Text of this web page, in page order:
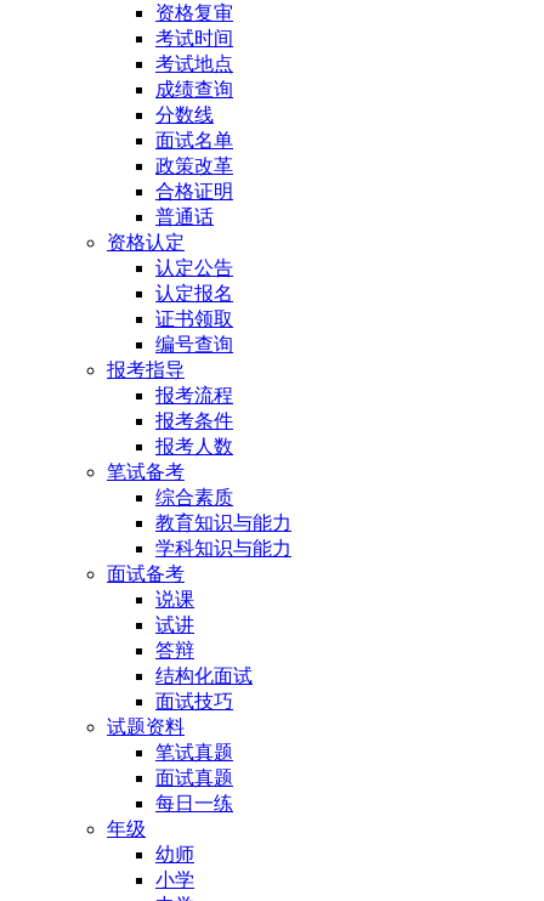
资格复审
考试时间
考试地点
成绩查询
分数线
面试名单
政策改革
合格证明
普通话
资格认定
认定公告
认定报名
证书领取
编号查询
报考指导
报考流程
报考条件
报考人数
笔试备考
综合素质
教育知识与能力
学科知识与能力
面试备考
说课
试讲
答辩
结构化面试
面试技巧
试题资料
笔试真题
面试真题
每日一练
年级
幼师
小学